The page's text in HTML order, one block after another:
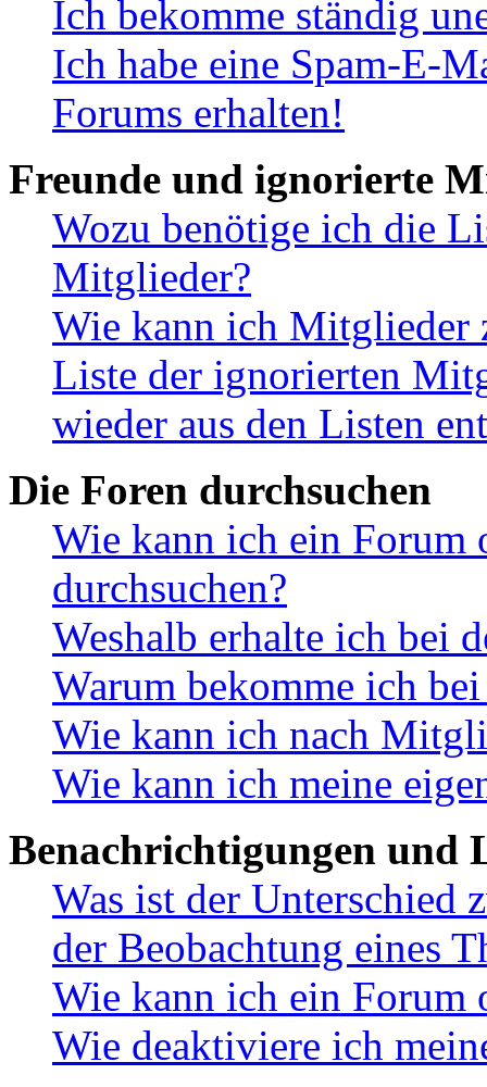
Ich bekomme ständig
Ich habe eine Spam-E-
Forums erhalten!
Freunde und ignorierte
Wozu benötige ich die
Mitglieder?
Wie kann ich Mitglieder
Liste der ignorierten
wieder aus den Listen
Die Foren durchsuchen
Wie kann ich ein Forum
durchsuchen?
Weshalb erhalte ich bei
Warum bekomme ich
Wie kann ich nach
Wie kann ich meine
Benachrichtigungen und
Was ist der Unterschied
der Beobachtung eines
Wie kann ich ein Forum
Wie deaktiviere ich